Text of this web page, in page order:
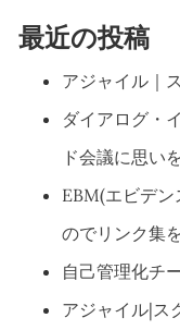
最近の投稿
アジャイル｜
ダイアログ・
ド会議に思い
EBM(エビデ
のでリンク集
自己管理化チ
アジャイル|ス